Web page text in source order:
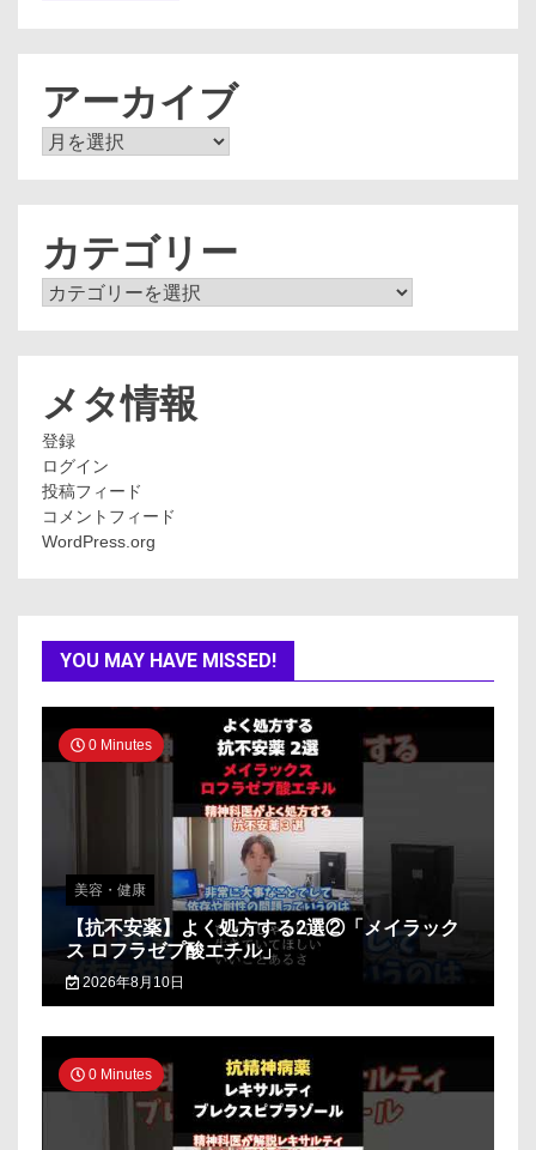
アーカイブ
ア
カテゴリー
カ
メタ情報
登録
ログイン
投稿フィード
コメントフィード
WordPress.org
YOU MAY HAVE MISSED!
0 Minutes
美容・健康
【抗不安薬】よく処方する2選②「メイラック
ス ロフラゼプ酸エチル」
2026年8月10日
0 Minutes